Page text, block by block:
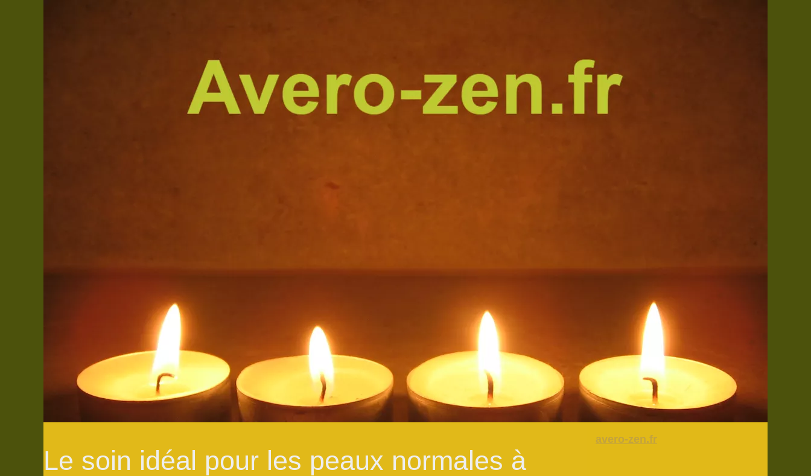
Le soin idéal pour les peaux normales à
avero-zen.fr